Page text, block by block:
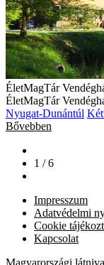
ÉletMagTár
ÉletMagTár
Nyugat-Dunántúl
Bővebben
1 / 6
Impresszum
Adatvédelmi
Cookie
Kapcsolat